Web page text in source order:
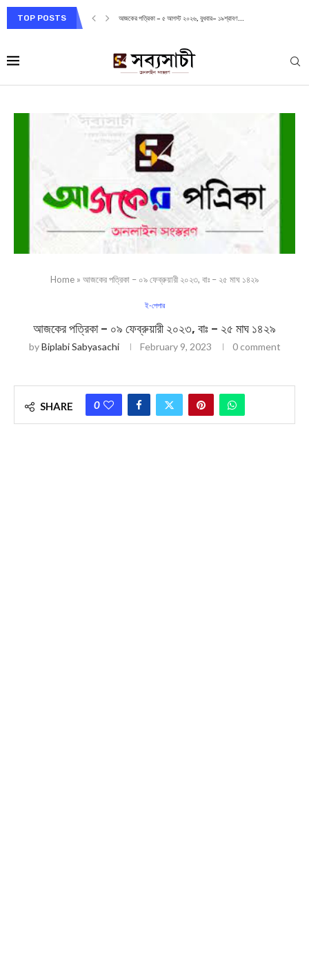
TOP POSTS আজকের পত্রিকা – ৫ আগস্ট ২০২৬, বুধবার– ১৯শ্রাবণ...
Home » আজকের পত্রিকা – ০৯ ফেব্রুয়ারী ২০২৩, বাঃ – ২৫ মাঘ ১৪২৯
ই-পেপার
আজকের পত্রিকা – ০৯ ফেব্রুয়ারী ২০২৩, বাঃ – ২৫ মাঘ ১৪২৯
byBiplabi Sabyasachi February 9, 2023 0 comment
SHARE 0